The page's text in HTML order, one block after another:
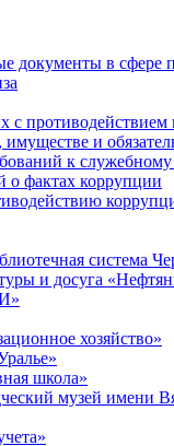
документы в сфере
противодействием
и
к
о фактах коррупции
система
и досуга
хозяйство»
школа»
музей имени